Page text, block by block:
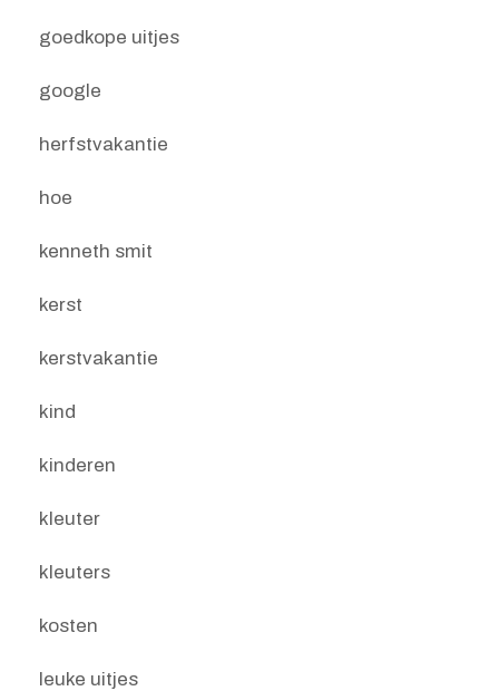
goedkope uitjes
google
herfstvakantie
hoe
kenneth smit
kerst
kerstvakantie
kind
kinderen
kleuter
kleuters
kosten
leuke uitjes